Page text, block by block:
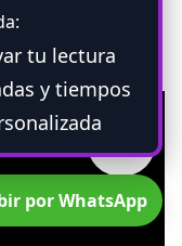
tu lectura
y tiempos
por WhatsApp